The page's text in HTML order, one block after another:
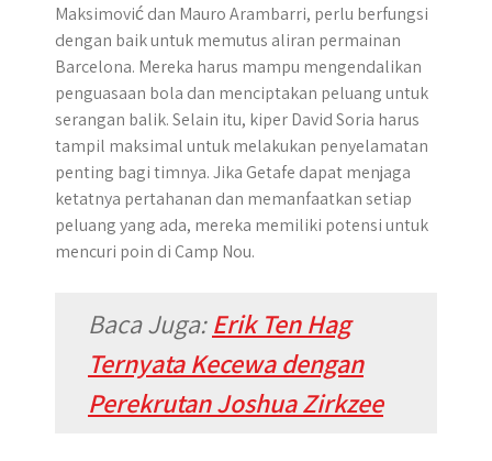
Maksimović dan Mauro Arambarri, perlu berfungsi
dengan baik untuk memutus aliran permainan
Barcelona. Mereka harus mampu mengendalikan
penguasaan bola dan menciptakan peluang untuk
serangan balik. Selain itu, kiper David Soria harus
tampil maksimal untuk melakukan penyelamatan
penting bagi timnya. Jika Getafe dapat menjaga
ketatnya pertahanan dan memanfaatkan setiap
peluang yang ada, mereka memiliki potensi untuk
mencuri poin di Camp Nou.
Baca Juga:Erik Ten Hag
Ternyata Kecewa dengan
Perekrutan Joshua Zirkzee